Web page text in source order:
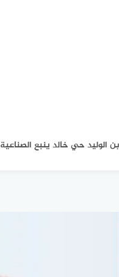
الوليد حي خالد ينبع الصناعية